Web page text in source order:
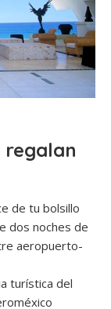
regalan
de tu bolsillo
dos noches de
aeropuerto-
turística del